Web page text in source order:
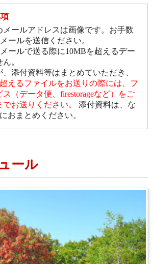
メールアドレスは画像です。お手数
ールを送信ください。
ールで送る際に10MBを超えるデー
。
添付資料等はまとめていただき、
えるファイルをお送りの際には、フ
（データ便、firestorageなど）をご
お送りください。
添付資料は、な
おまとめください。
ール